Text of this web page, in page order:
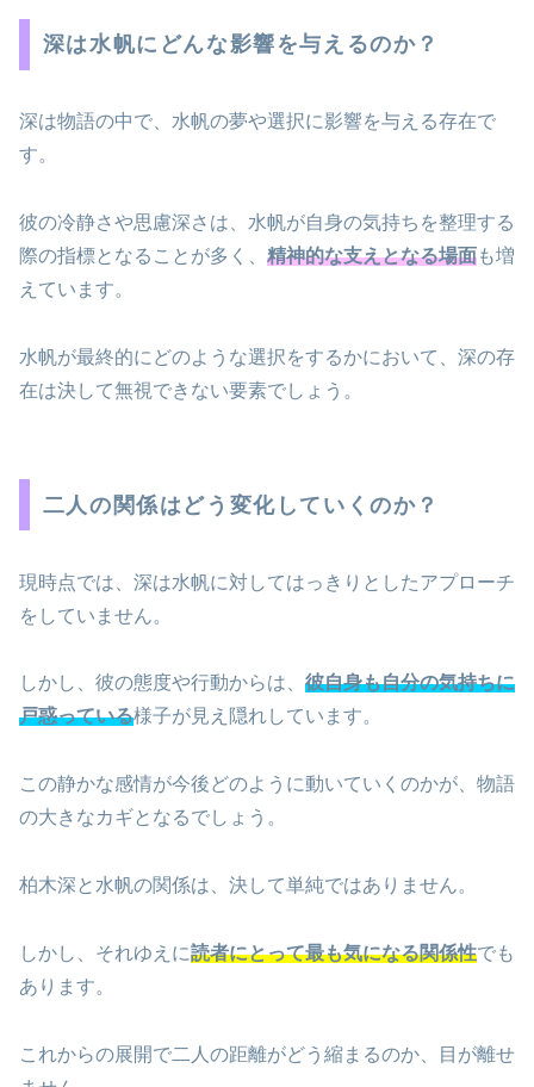
深は水帆にどんな影響を与えるのか？
深は物語の中で、水帆の夢や選択に影響を与える存在で
す。
彼の冷静さや思慮深さは、水帆が自身の気持ちを整理する
際の指標となることが多く、 精神的な支えとなる場面も増
えています。
水帆が最終的にどのような選択をするかにおいて、深の存
在は決して無視できない要素でしょう。
二人の関係はどう変化していくのか？
現時点では、深は水帆に対してはっきりとしたアプローチ
をしていません。
しかし、彼の態度や行動からは、 彼自身も自分の気持ちに
戸惑っている様子が見え隠れしています。
この静かな感情が今後どのように動いていくのかが、物語
の大きなカギとなるでしょう。
柏木深と水帆の関係は、決して単純ではありません。
しかし、それゆえに読者にとって最も気になる関係性でも
あります。
これからの展開で二人の距離がどう縮まるのか、目が離せ